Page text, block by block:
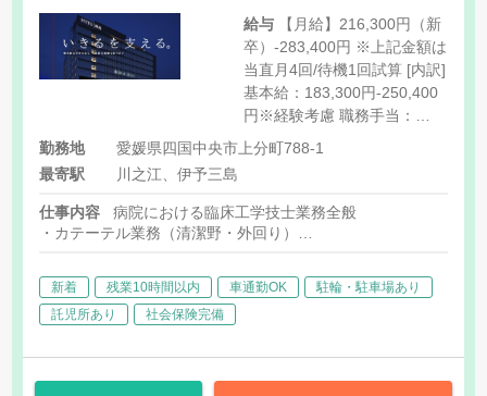
給与
卒）-283,400円 ※上記金額は
当直月4回/待機1回試算 [内訳]
基本給：183,300円-250,400
円※経験考慮 職務手当：
5,000円 ベースアップ手当：
17,000円程度 当直手当：
3,000円/回 ※待機時の業務発
生は時間外申請で対応 [その
満15歳までの子供1人につき
6,500円(2人目以降は6,000
勤務地
愛媛県四国中央市上分町788-1
最寄駅
川之江、伊予三島
仕事内容
病院における臨床工学技士業務全般
・カテーテル業務（清潔野・外回り）
・人工呼吸器管理
・内視鏡業務
・救急対応医療機器管理業務
新着 残業10時間以内 車通勤OK
駐輪・駐車場あり
託児所あり
社会保険完備